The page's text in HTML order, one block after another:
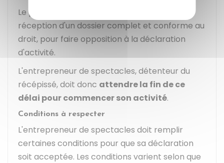
Le préfet a un délai de
, à partir de la
réception d'un dossier complet et conforme au
droit, pour faire opposition à la déclaration
d'activité.
L'entrepreneur de spectacles, détenteur du
récépissé, doit donc attendre la fin de ce
délai pour commencer son activité.
Conditions à respecter
L'entrepreneur de spectacles doit remplir
certaines conditions pour que sa déclaration
soit acceptée. Les conditions varient selon que